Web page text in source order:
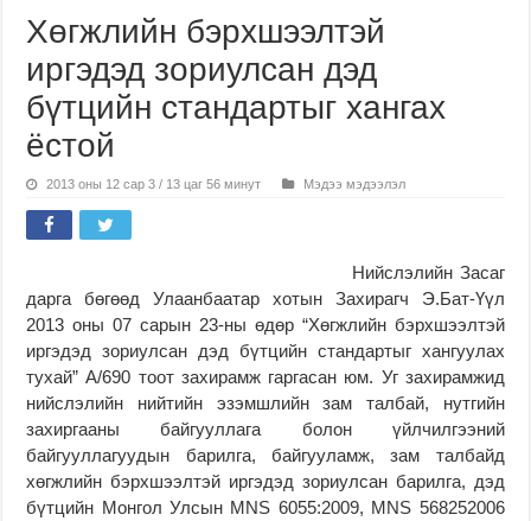
Хөгжлийн бэрхшээлтэй
иргэдэд зориулсан дэд
бүтцийн стандартыг хангах
ёстой
2013 оны 12 сар 3 / 13 цаг 56 минут Мэдээ мэдээлэл
Нийслэлийн Засаг
дарга бөгөөд Улаанбаатар хотын Захирагч Э.Бат-Үүл
2013 оны 07 сарын 23-ны өдөр “Хөгжлийн бэрхшээлтэй
иргэдэд зориулсан дэд бүтцийн стандартыг хангуулах
тухай” А/690 тоот захирамж гаргасан юм. Уг захирамжид
нийслэлийн нийтийн эзэмшлийн зам талбай, нутгийн
захиргааны байгууллага болон үйлчилгээний
байгууллагуудын барилга, байгууламж, зам талбайд
хөгжлийн бэрхшээлтэй иргэдэд зориулсан барилга, дэд
бүтцийн Монгол Улсын MNS 6055:2009, MNS 568252006